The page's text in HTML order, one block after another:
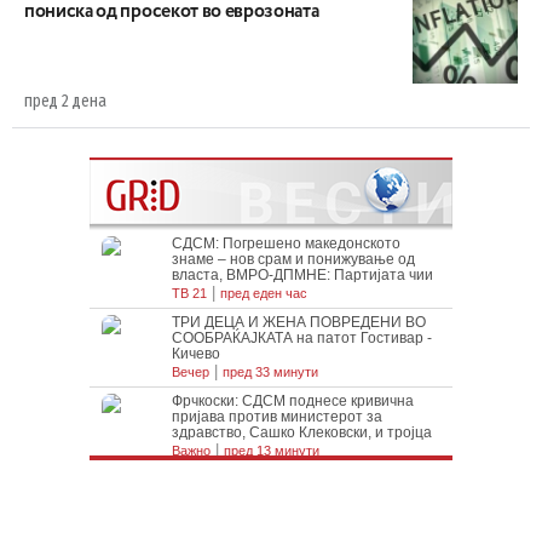
пониска од просекот во еврозоната
пред 2 дена